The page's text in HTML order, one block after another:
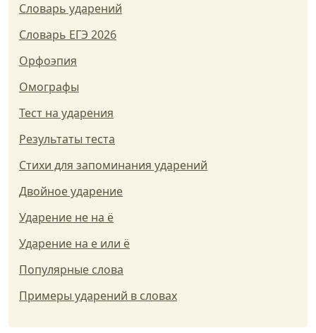
Словарь ударений
Словарь ЕГЭ 2026
Орфоэпия
Омографы
Тест на ударения
Результаты теста
Стихи для запоминания ударений
Двойное ударение
Ударение не на ё
Ударение на е или ё
Популярные слова
Примеры ударений в словах